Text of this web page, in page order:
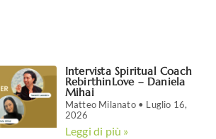
Intervista Spiritual Coach
RebirthinLove – Daniela
Mihai
Matteo Milanato
Luglio 16,
2026
Leggi di più »